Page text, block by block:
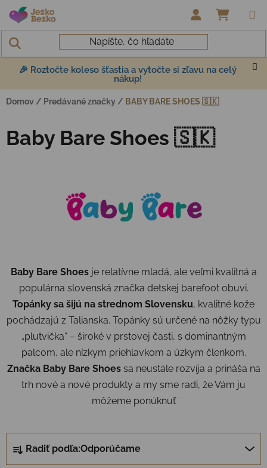
Prejsť na obsah
🎉 Roztočte koleso šťastia a vytočte si zľavu na celý
nákup!
Domov / Predávané značky / BABY BARE SHOES 🇸🇰
Baby Bare Shoes 🇸🇰
Baby Bare Shoesje relatívne mladá, ale veľmi kvalitná a
populárna slovenská značka detskej barefoot obuvi.
Topánky sa šijú na strednom Slovensku, kvalitné kože
pochádzajú z Talianska. Topánky sú určené na nôžky typu
„plutvička“ – široké v prstovej časti, s dominantným
palcom, ale nízkym priehlavkom a úzkym členkom.
Značka Baby Bare Shoessa neustále rozvíja a prináša na
trh nové a nové produkty a my sme radi, že Vám ju
môžeme ponúknuť
Radiť podľa:Odporúčame